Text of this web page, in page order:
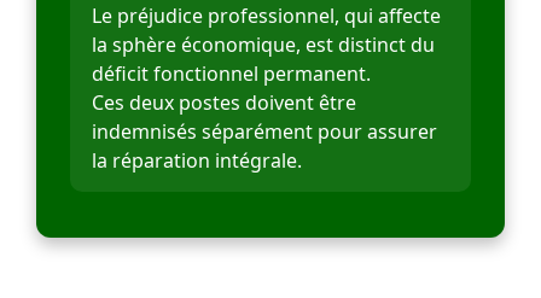
Le préjudice professionnel, qui affecte
la sphère économique, est distinct du
déficit fonctionnel permanent.
Ces deux postes doivent être
indemnisés séparément pour assurer
la réparation intégrale.